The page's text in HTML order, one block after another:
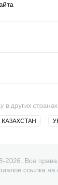
в других странах
КАЗАХСТАН
2026. Все
ссылка на